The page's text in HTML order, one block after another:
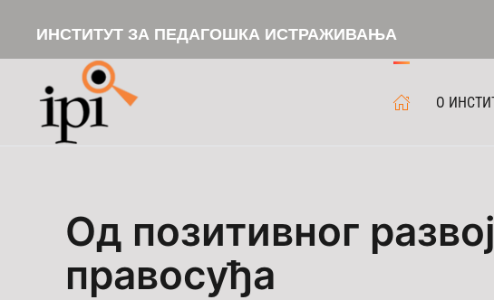
ИНСТИТУТ ЗА ПЕДАГОШКА ИСТРАЖИВАЊА
О
Од позитивног
правосуђа